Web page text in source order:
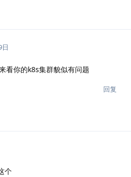
看你的k8s集群貌似有问题
回复
个